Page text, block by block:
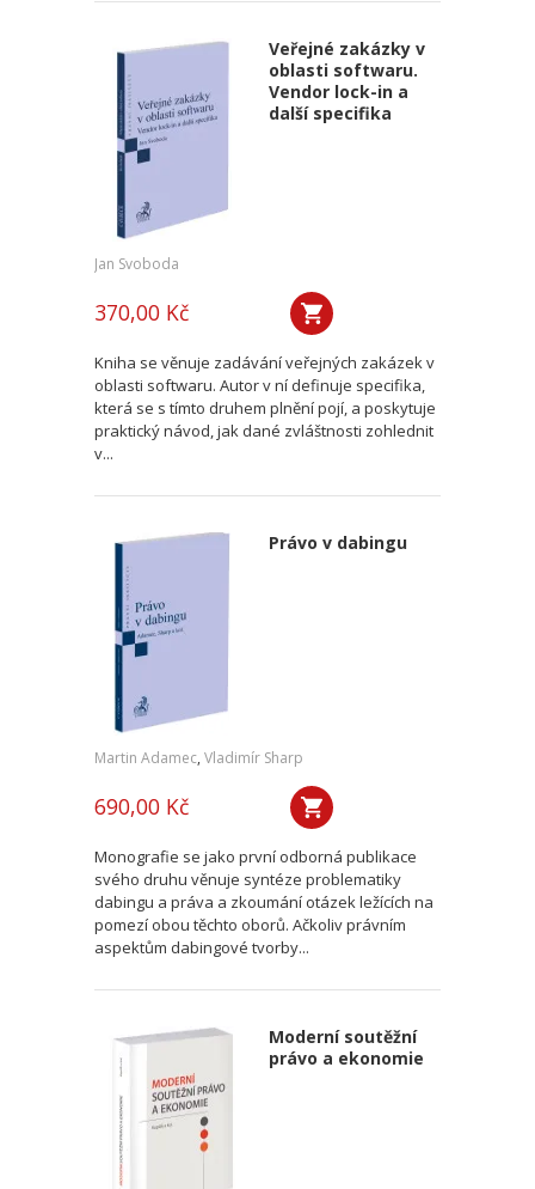
Veřejné zakázky v
oblasti softwaru.
Vendor lock-in a
další specifika
Jan Svoboda
370,00 Kč
Kniha se věnuje zadávání veřejných zakázek v
oblasti softwaru. Autor v ní definuje specifika,
která se s tímto druhem plnění pojí, a poskytuje
praktický návod, jak dané zvláštnosti zohlednit
v...
Právo v dabingu
Martin Adamec, Vladimír Sharp
690,00 Kč
Monografie se jako první odborná publikace
svého druhu věnuje syntéze problematiky
dabingu a práva a zkoumání otázek ležících na
pomezí obou těchto oborů. Ačkoliv právním
aspektům dabingové tvorby...
Moderní soutěžní
právo a ekonomie